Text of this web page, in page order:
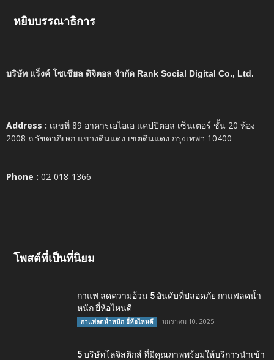
หยิบบรรณาธิการ
บริษัท แร็งค์ โซเชียล ดิจิตอล จำกัด Rank Social Digital Co., Ltd.
Address : เลขที่ 89 อาคารเอไอเอ แคปปิตอล เซ็นเตอร์ ชั้น 20 ห้อง
2008 ถ.รัชดาภิเษก แขวงดินแดง เขตดินแดง กรุงเทพฯ 10400
Phone : 02-018-1366
โพสต์ที่เป็นที่นิยม
กาแฟ ลดความอ้วน 5 อันดับที่ปลอดภัย กาแฟลดน้ำ
หนัก ยี่ห้อไหนดี
กาแฟลดน้ำหนัก ยี่ห้อไหนดี มกราคม 10, 2025
5 บริษัทโลจิสติกส์ ที่มีคุณภาพพร้อมให้บริการนำเข้า